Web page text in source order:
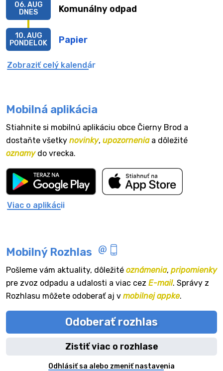
Komunálny odpad
06. AUG
DNES
Papier
10. AUG
PONDELOK
Zobraziť celý kalendár
Mobilná aplikácia
Stiahnite si mobilnú aplikáciu obce Čierny Brod a
dostaňte všetky novinky, upozorneniaa dôležité
oznamydo vrecka.
Viac o aplikácii
Mobilný Rozhlas
Pošleme vám aktuality, dôležité oznámenia, pripomienky
pre zvoz odpadu a udalosti a viac cez E-mail. Správy z
Rozhlasu môžete odoberať aj v mobilnej appke.
Odoberať rozhlas
Zistiť viac o rozhlase
Odhlásiť sa alebo zmeniť nastavenia